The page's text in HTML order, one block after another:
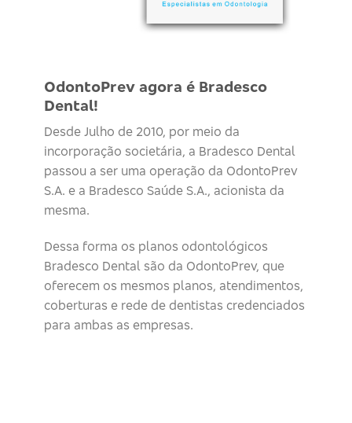
OdontoPrev agora é Bradesco
Dental!
Desde Julho de 2010, por meio da
incorporação societária, a Bradesco Dental
passou a ser uma operação da OdontoPrev
S.A. e a Bradesco Saúde S.A., acionista da
mesma.
Dessa forma os planos odontológicos
Bradesco Dental são da OdontoPrev, que
oferecem os mesmos planos, atendimentos,
coberturas e rede de dentistas credenciados
para ambas as empresas.